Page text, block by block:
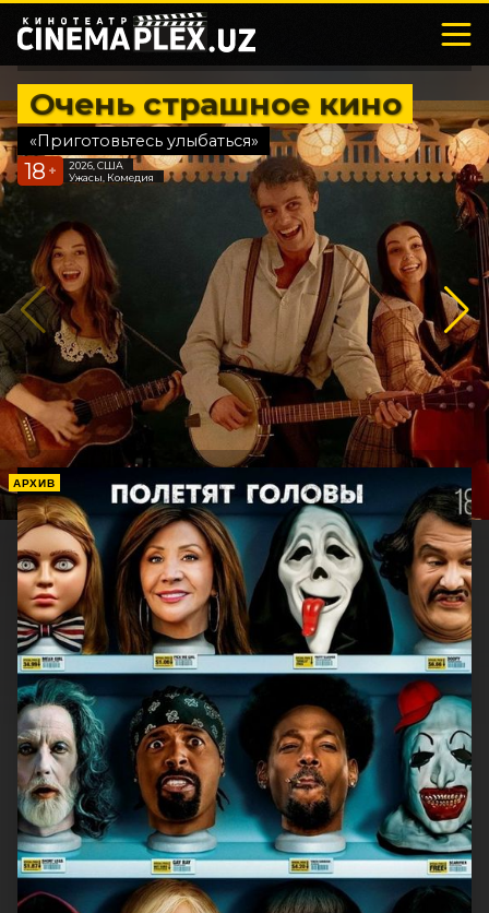
Очень страшное кино
«Приготовьтесь улыбаться»
18 +
2026, США
Ужасы, Комедия
АРХИВ